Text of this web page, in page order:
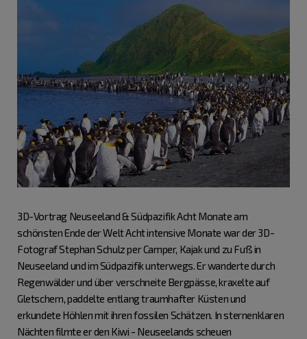
3D-Vortrag Neuseeland & Südpazifik Acht Monate am
schönsten Ende der Welt Acht intensive Monate war der 3D-
Fotograf Stephan Schulz per Camper, Kajak und zu Fuß in
Neuseeland und im Südpazifik unterwegs. Er wanderte durch
Regenwälder und über verschneite Bergpässe, kraxelte auf
Gletschern, paddelte entlang traumhafter Küsten und
erkundete Höhlen mit ihren fossilen Schätzen. In sternenklaren
Nächten filmte er den Kiwi - Neuseelands scheuen